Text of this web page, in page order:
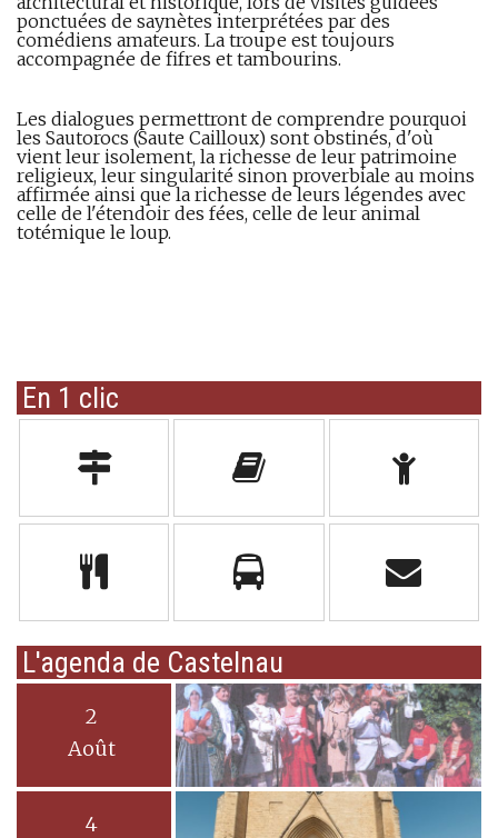
ponctuées de saynètes interprétées par des
comédiens amateurs. La troupe est toujours
accompagnée de fifres et tambourins.
Les dialogues permettront de comprendre pourquoi
les Sautorocs (Saute Cailloux) sont obstinés, d'où
vient leur isolement, la richesse de leur patrimoine
religieux, leur singularité sinon proverbiale au moins
affirmée ainsi que la richesse de leurs légendes avec
celle de l'étendoir des fées, celle de leur animal
totémique le loup.
En 1 clic
L'agenda de Castelnau
2
Août
4